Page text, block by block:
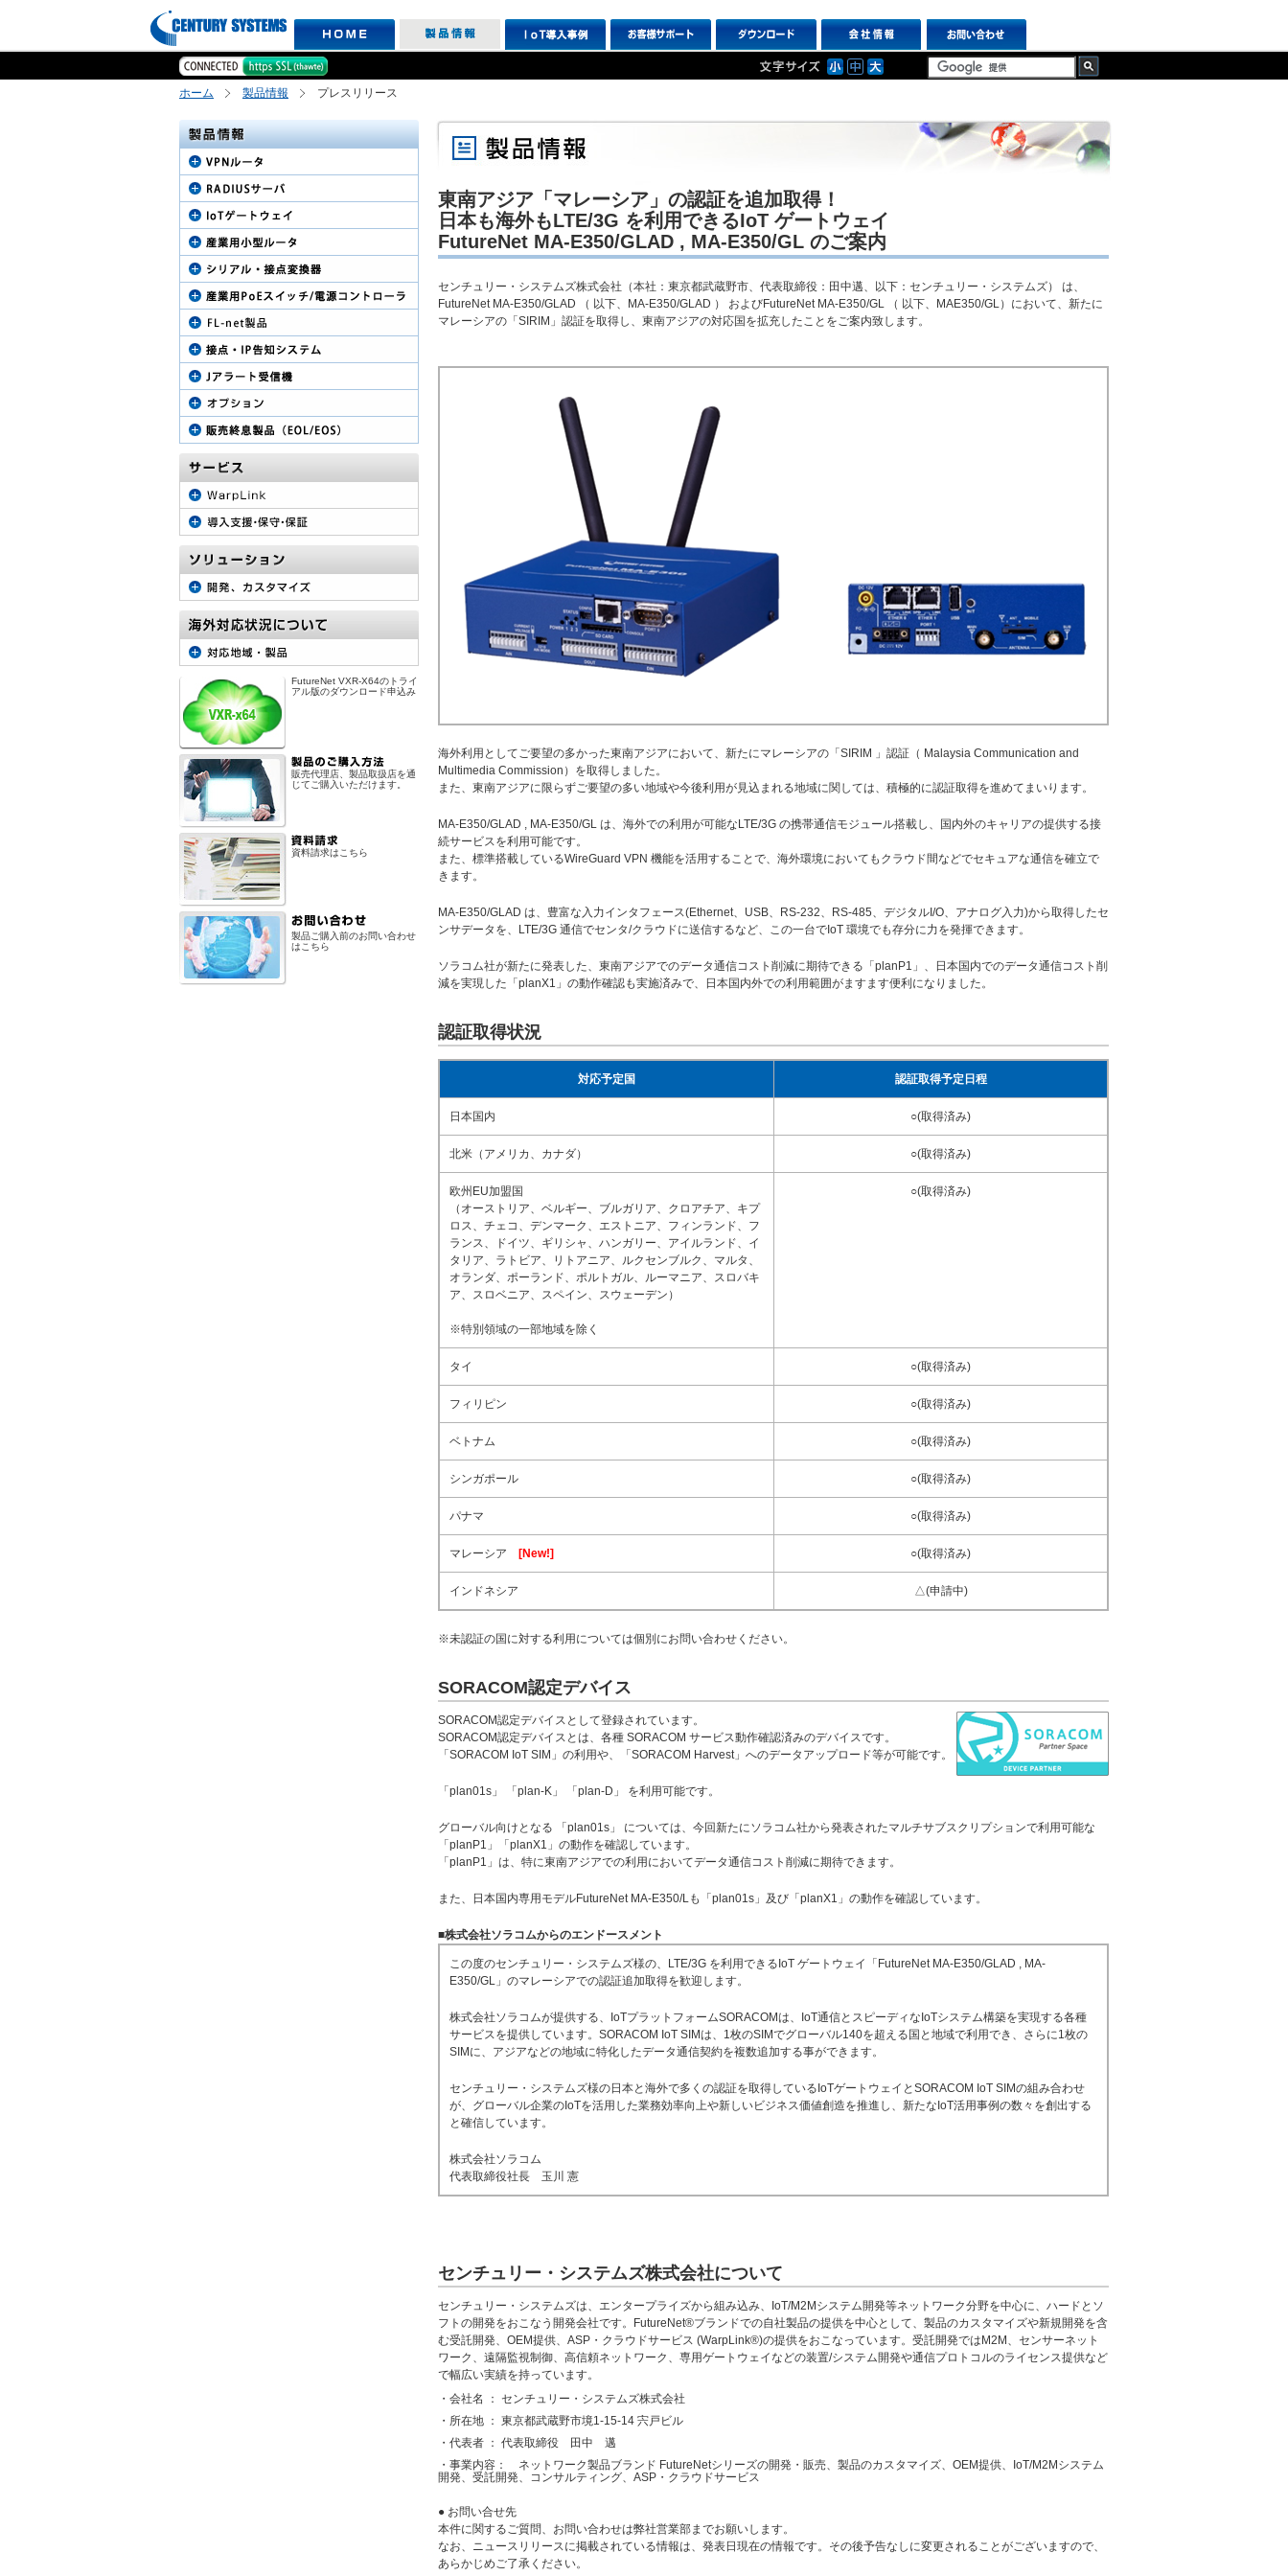
ホーム 製品情報 プレスリリース
東南アジア「マレーシア」の認証を追加取得！
日本も海外もLTE/3G を利用できるIoT ゲートウェイ
FutureNet MA-E350/GLAD , MA-E350/GL のご案内
センチュリー・システムズ株式会社（本社：東京都武蔵野市、代表取締役：田中邁、以下：センチュリー・システムズ） は、
FutureNet MA-E350/GLAD （ 以下、MA-E350/GLAD ） およびFutureNet MA-E350/GL （ 以下、MAE350/GL）において、新たに
マレーシアの「SIRIM」認証を取得し、東南アジアの対応国を拡充したことをご案内致します。
海外利用としてご要望の多かった東南アジアにおいて、新たにマレーシアの「SIRIM 」認証（ Malaysia Communication and
Multimedia Commission）を取得しました。
また、東南アジアに限らずご要望の多い地域や今後利用が見込まれる地域に関しては、積極的に認証取得を進めてまいります。
MA-E350/GLAD , MA-E350/GL は、海外での利用が可能なLTE/3G の携帯通信モジュール搭載し、国内外のキャリアの提供する接
続サービスを利用可能です。
また、標準搭載しているWireGuard VPN 機能を活用することで、海外環境においてもクラウド間などでセキュアな通信を確立で
きます。
MA-E350/GLAD は、豊富な入力インタフェース(Ethernet、USB、RS-232、RS-485、デジタルI/O、アナログ入力)から取得したセ
ンサデータを、LTE/3G 通信でセンタ/クラウドに送信するなど、この一台でIoT 環境でも存分に力を発揮できます。
ソラコム社が新たに発表した、東南アジアでのデータ通信コスト削減に期待できる「planP1」、日本国内でのデータ通信コスト削
減を実現した「planX1」の動作確認も実施済みで、日本国内外での利用範囲がますます便利になりました。
認証取得状況
対応予定国 認証取得予定日程
日本国内 ○(取得済み)
北米（アメリカ、カナダ） ○(取得済み)
欧州EU加盟国
（オーストリア、ベルギー、ブルガリア、クロアチア、キプ
ロス、チェコ、デンマーク、エストニア、フィンランド、フ
ランス、ドイツ、ギリシャ、ハンガリー、アイルランド、イ
タリア、ラトビア、リトアニア、ルクセンブルク、マルタ、
オランダ、ポーランド、ポルトガル、ルーマニア、スロバキ
ア、スロベニア、スペイン、スウェーデン）
※特別領域の一部地域を除く
○(取得済み)
タイ ○(取得済み)
フィリピン ○(取得済み)
ベトナム ○(取得済み)
シンガポール ○(取得済み)
パナマ ○(取得済み)
マレーシア [New!] ○(取得済み)
インドネシア △(申請中)
※未認証の国に対する利用については個別にお問い合わせください。
SORACOM認定デバイス
SORACOM認定デバイスとして登録されています。
SORACOM認定デバイスとは、各種 SORACOM サービス動作確認済みのデバイスです。
「SORACOM IoT SIM」の利用や、「SORACOM Harvest」へのデータアップロード等が可能です。
「plan01s」 「plan-K」 「plan-D」 を利用可能です。
グローバル向けとなる 「plan01s」 については、今回新たにソラコム社から発表されたマルチサブスクリプションで利用可能な
「planP1」「planX1」の動作を確認しています。
「planP1」は、特に東南アジアでの利用においてデータ通信コスト削減に期待できます。
また、日本国内専用モデルFutureNet MA-E350/Lも「plan01s」及び「planX1」の動作を確認しています。
■株式会社ソラコムからのエンドースメント
この度のセンチュリー・システムズ様の、LTE/3G を利用できるIoT ゲートウェイ「FutureNet MA-E350/GLAD , MA-
E350/GL」のマレーシアでの認証追加取得を歓迎します。
株式会社ソラコムが提供する、IoTプラットフォームSORACOMは、IoT通信とスピーディなIoTシステム構築を実現する各種
サービスを提供しています。SORACOM IoT SIMは、1枚のSIMでグローバル140を超える国と地域で利用でき、さらに1枚の
SIMに、アジアなどの地域に特化したデータ通信契約を複数追加する事ができます。
センチュリー・システムズ様の日本と海外で多くの認証を取得しているIoTゲートウェイとSORACOM IoT SIMの組み合わせ
が、グローバル企業のIoTを活用した業務効率向上や新しいビジネス価値創造を推進し、新たなIoT活用事例の数々を創出する
と確信しています。
株式会社ソラコム
代表取締役社長 玉川 憲
センチュリー・システムズ株式会社について
センチュリー・システムズは、エンタープライズから組み込み、IoT/M2Mシステム開発等ネットワーク分野を中心に、ハードとソ
フトの開発をおこなう開発会社です。FutureNet®ブランドでの自社製品の提供を中心として、製品のカスタマイズや新規開発を含
む受託開発、OEM提供、ASP・クラウドサービス (WarpLink®)の提供をおこなっています。受託開発ではM2M、センサーネット
ワーク、遠隔監視制御、高信頼ネットワーク、専用ゲートウェイなどの装置/システム開発や通信プロトコルのライセンス提供など
で幅広い実績を持っています。
・会社名 ： センチュリー・システムズ株式会社
・所在地 ： 東京都武蔵野市境1-15-14 宍戸ビル
・代表者 ： 代表取締役 田中 邁
・事業内容： ネットワーク製品ブランド FutureNetシリーズの開発・販売、製品のカスタマイズ、OEM提供、IoT/M2Mシステム
開発、受託開発、コンサルティング、ASP・クラウドサービス
● お問い合せ先
本件に関するご質問、お問い合わせは弊社営業部までお願いします。
なお、ニュースリリースに掲載されている情報は、発表日現在の情報です。その後予告なしに変更されることがございますので、
あらかじめご了承ください。
FutureNet VXR-X64のトライ
アル版のダウンロード申込み
販売代理店、製品取扱店を通
じてご購入いただけます。
資料請求はこちら
製品ご購入前のお問い合わせ
はこちら